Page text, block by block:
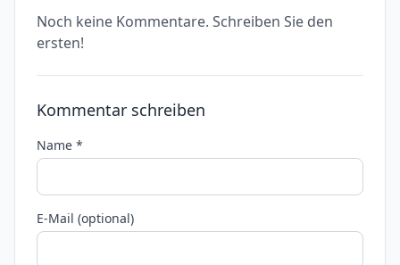
Noch keine Kommentare. Schreiben Sie den
ersten!
Kommentar schreiben
Name *
E-Mail (optional)